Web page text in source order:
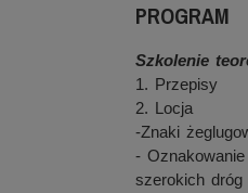
PROGRAM
Szkolenie
1. Przepisy
2. Locja
-Znaki
-
szerokich dróg